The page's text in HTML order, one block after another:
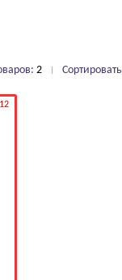
2 Сортировать